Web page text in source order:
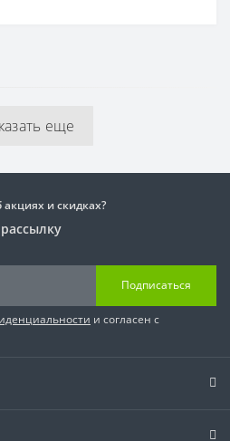
еще
и скидках?
Подписаться
и согласен с